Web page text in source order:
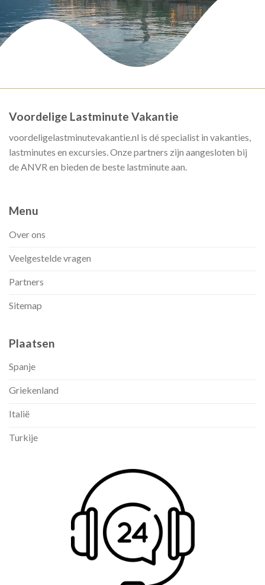
Voordelige Lastminute Vakantie
voordeligelastminutevakantie.nl is dé specialist in vakanties,
lastminutes en excursies. Onze partners zijn aangesloten bij
de ANVR en bieden de beste lastminute aan.
Menu
Over ons
Veelgestelde vragen
Partners
Sitemap
Plaatsen
Spanje
Griekenland
Italië
Turkije